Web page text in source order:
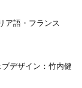
ア語・フランス
デザイン：竹内健